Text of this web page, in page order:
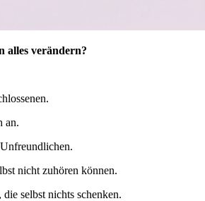
alles verändern?
an.
nicht zuhören können.
selbst nichts schenken.